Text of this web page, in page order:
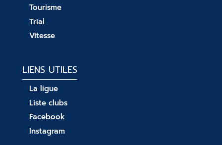
Tourisme
Trial
Vitesse
LIENS UTILES
La ligue
Liste clubs
Facebook
Instagram